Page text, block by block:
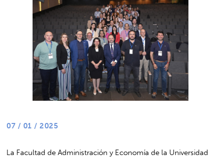
07 / 01 / 2025
La Facultad de Administración y Economía de la Universidad